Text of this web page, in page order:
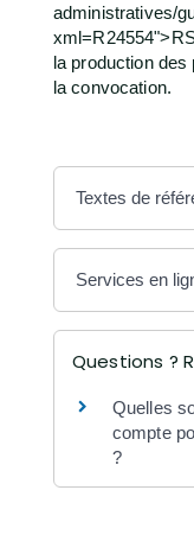
administratives/
la production
la convocation.
Textes de
Services en
Questions ?
Quelles
compte
?